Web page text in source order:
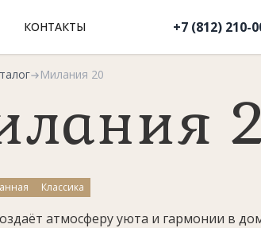
КОНТАКТЫ +7 (812) 210-
Милания 20
Классика
атмосферу уюта и гармонии в